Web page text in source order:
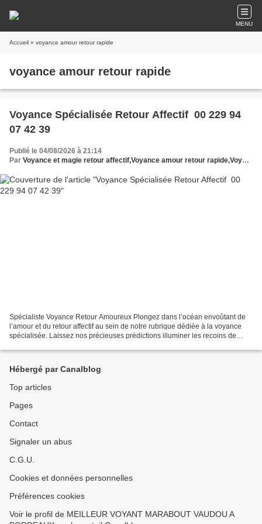
MENU
Accueil » voyance amour retour rapide
voyance amour retour rapide
Voyance Spécialisée Retour Affectif 00 229 94
07 42 39
Publié le 04/08/2026 à 21:14
Par Voyance et magie retour affectif,Voyance amour retour rapide,Voyant reconnu retour affectif,Prédiction retour affectif voyance,
Spécialiste Voyance Retour Amoureux Plongez dans l’océan envoûtant de
l’amour et du retour affectif au sein de notre rubrique dédiée à la voyance
spécialisée. Laissez nos précieuses prédictions illuminer les recoins de
Hébergé par Canalblog
Top articles
Pages
Contact
Signaler un abus
C.G.U.
Cookies et données personnelles
Préférences cookies
Voir le profil de MEILLEUR VOYANT MARABOUT VAUDOU A